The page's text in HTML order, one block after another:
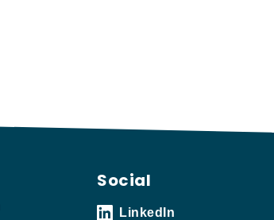
Social
LinkedIn